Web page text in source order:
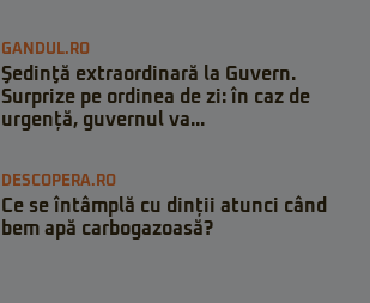
GANDUL.RO
Şedinţă extraordinară la Guvern.
Surprize pe ordinea de zi: în caz de
urgență, guvernul va...
DESCOPERA.RO
Ce se întâmplă cu dinții atunci când
bem apă carbogazoasă?